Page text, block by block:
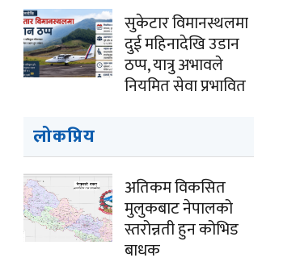
सुकेटार विमानस्थलमा
दुई महिनादेखि उडान
ठप्प, यात्रु अभावले
नियमित सेवा प्रभावित
लोकप्रिय
अतिकम विकसित
मुलुकबाट नेपालको
स्तरोन्नती हुन कोभिड
बाधक